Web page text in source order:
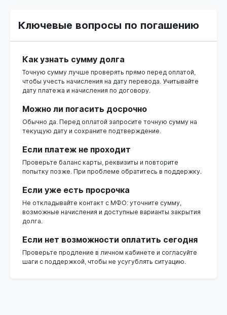
Ключевые вопросы по погашению
Как узнать сумму долга
Точную сумму лучше проверять прямо перед оплатой,
чтобы учесть начисления на дату перевода. Учитывайте
дату платежа и начисления по договору.
Можно ли погасить досрочно
Обычно да. Перед оплатой запросите точную сумму на
текущую дату и сохраните подтверждение.
Если платеж не проходит
Проверьте баланс карты, реквизиты и повторите
попытку позже. При проблеме обратитесь в поддержку.
Если уже есть просрочка
Не откладывайте контакт с МФО: уточните сумму,
возможные начисления и доступные варианты закрытия
долга.
Если нет возможности оплатить сегодня
Проверьте продление в личном кабинете и согласуйте
шаги с поддержкой, чтобы не усугублять ситуацию.